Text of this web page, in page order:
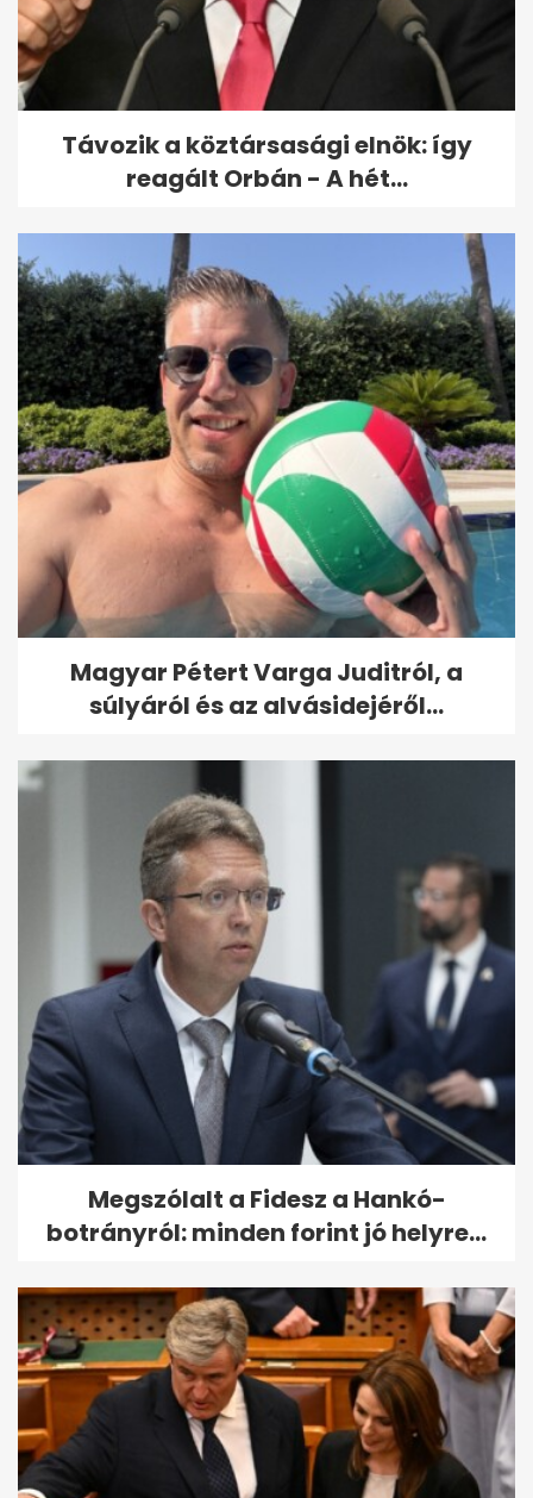
Rizikós műveletre készülnek az
oroszok a zaporizzsjai...
Távozik a köztársasági elnök: így
reagált Orbán - A hét...
Magyar Pétert Varga Juditról, a
súlyáról és az alvásidejéről...
Megszólalt a Fidesz a Hankó-
botrányról: minden forint jó helyre...